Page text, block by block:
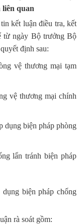
liên quan
kết luận điều tra, kết
từ ngày Bộ trưởng Bộ
định sau:
vệ thương mại tạm
vệ thương mại chính
dụng biện pháp phòng
lẩn tránh biện pháp
biện pháp chống
rà soát gồm: